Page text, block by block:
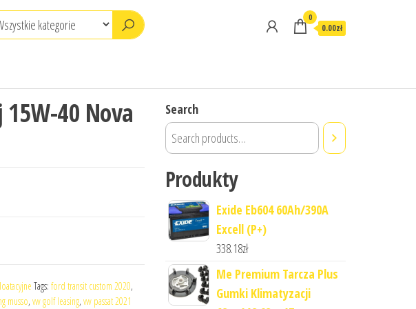
0
0.00zł
40 Nova
Tags: ford transit custom 2020,
musso, vw golf leasing, vw passat 2021
Search
Produkty
Exide Eb604 60Ah/390A
Excell (P+)
338.18zł
Me Premium Tarcza Plus
Gumki Klimatyzacji